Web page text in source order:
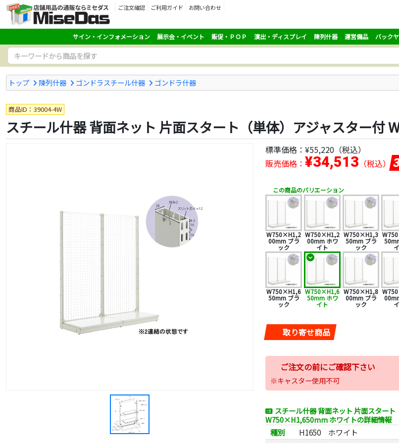
ご注文確認 ご利用ガイド
お問い合わせ
サイン・インフォメーション 展示会・イベント 販促・ＰＯＰ 演出・ディスプレイ 陳列什器 運営備品 バック
トップ 陳列什器 ゴンドラスチール什器 ゴンドラ什器
商品ID：39004-4W
スチール什器 背面ネット 片面スタート（単体）アジャスター付
標準価格： ¥55,220 （税込）
販売価格： ¥34,513 （税込）
この商品のバリエーション
W750×H1,2
00mm ブラ
ック
W750×H1,2
00mm ホワ
イト
W750×H1,3
50mm ブラ
ック
W750×H1,6
50mm ブラ
ック
W750×H1,6
50mm ホワ
イト
W750×H1,8
00mm ブラ
ック
取り寄せ商品
ご注文の前にご確認下さい
※キャスター使用不可
スチール什器 背面ネット 片面スタート
W750×H1,650mm ホワイトの詳細情報
種別
H1650 ホワイト